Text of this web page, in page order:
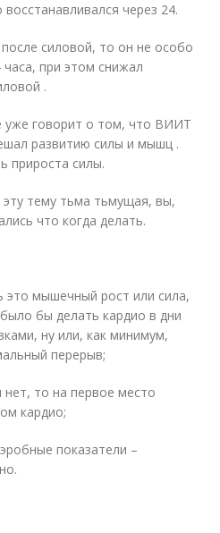
через 24.
силовой, то он не особо
часа, при этом снижал
.
уже говорит о том, что ВИИТ
развитию силы и мышц .
прироста силы.
тему тьма тьмущая, вы,
что когда делать.
это мышечный рост или сила,
бы делать кардио в дни
ну или, как минимум,
перерыв;
то на первое место
кардио;
показатели –